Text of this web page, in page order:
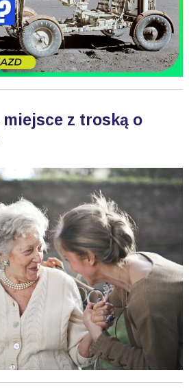
z troską o